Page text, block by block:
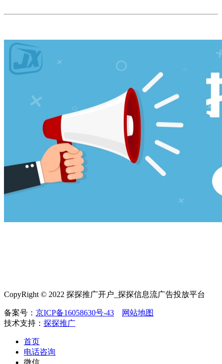
CopyRight © 2022 探探推广开户_探探信息流广告投放平台
备案号： 京ICP备16058630号-43
网站地图
技术支持： 探探推广
首页
电话咨询
微信